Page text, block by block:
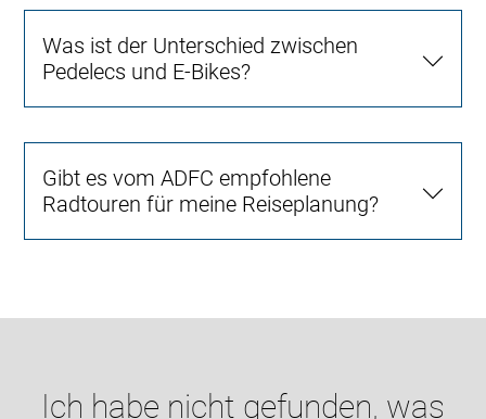
Was ist der Unterschied zwischen
Pedelecs und E-Bikes?
Gibt es vom ADFC empfohlene
Radtouren für meine Reiseplanung?
Ich habe nicht gefunden, was